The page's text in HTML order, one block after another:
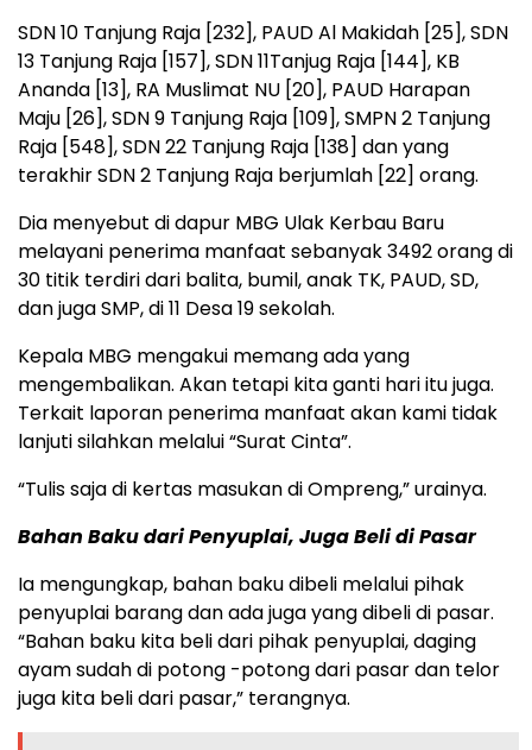
SDN 10 Tanjung Raja [232], PAUD Al Makidah [25], SDN
13 Tanjung Raja [157], SDN 11Tanjug Raja [144], KB
Ananda [13], RA Muslimat NU [20], PAUD Harapan
Maju [26], SDN 9 Tanjung Raja [109], SMPN 2 Tanjung
Raja [548], SDN 22 Tanjung Raja [138] dan yang
terakhir SDN 2 Tanjung Raja berjumlah [22] orang.
Dia menyebut di dapur MBG Ulak Kerbau Baru
melayani penerima manfaat sebanyak 3492 orang di
30 titik terdiri dari balita, bumil, anak TK, PAUD, SD,
dan juga SMP, di 11 Desa 19 sekolah.
Kepala MBG mengakui memang ada yang
mengembalikan. Akan tetapi kita ganti hari itu juga.
Terkait laporan penerima manfaat akan kami tidak
lanjuti silahkan melalui “Surat Cinta”.
“Tulis saja di kertas masukan di Ompreng,” urainya.
Bahan Baku dari Penyuplai, Juga Beli di Pasar
Ia mengungkap, bahan baku dibeli melalui pihak
penyuplai barang dan ada juga yang dibeli di pasar.
“Bahan baku kita beli dari pihak penyuplai, daging
ayam sudah di potong -potong dari pasar dan telor
juga kita beli dari pasar,” terangnya.